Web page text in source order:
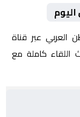
العربي عبر قناة
اللقاء كاملة مع